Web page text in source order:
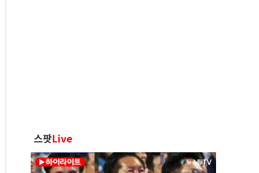
스팟Live